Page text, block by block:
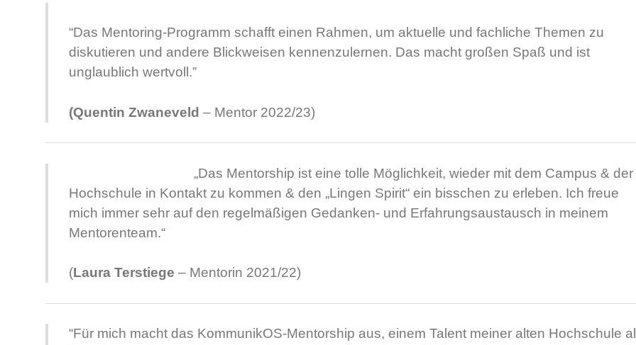
“Das Mentoring-Programm schafft einen Rahmen, um aktuelle und fachliche Themen zu
diskutieren und andere Blickweisen kennenzulernen. Das macht großen Spaß und ist
unglaublich wertvoll.”
(Quentin Zwaneveld – Mentor 2022/23)
„Das Mentorship ist eine tolle Möglichkeit, wieder mit dem Campus & der
Hochschule in Kontakt zu kommen & den „Lingen Spirit“ ein bisschen zu erleben. Ich freue
mich immer sehr auf den regelmäßigen Gedanken- und Erfahrungsaustausch in meinem
Mentorenteam.“
(Laura Terstiege – Mentorin 2021/22)
“Für mich macht das KommunikOS-Mentorship aus, einem Talent meiner alten Hochschule